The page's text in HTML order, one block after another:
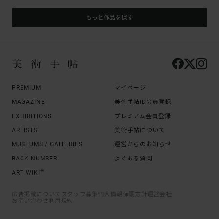
もっと作品を探す
PREMIUM
MAGAZINE
EXHIBITIONS
ARTISTS
MUSEUMS / GALLERIES
BACK NUMBER
ART WIKI ®
マイページ
美術手帖ID会員登録
プレミアム会員登録
美術手帖について
運営からのお知らせ
よくある質問
広告掲載について スタッフ募集 個人情報保護方針
運営会社
お問い合わせ
利用規約